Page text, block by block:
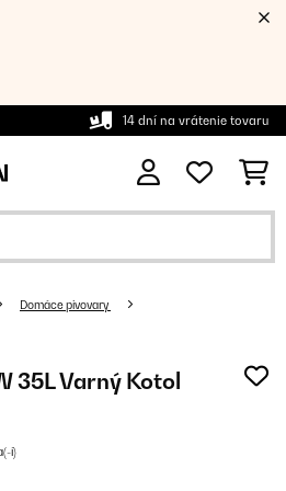
14 dní na vrátenie tovaru
Domáce pivovary
35L Varný Kotol
í)